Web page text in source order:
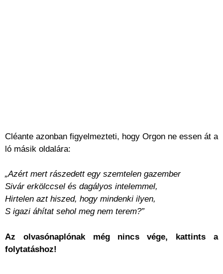
Cléante azonban figyelmezteti, hogy Orgon ne essen át a
ló másik oldalára:
„Azért mert rászedett egy szemtelen gazember
Sivár erkölccsel és dagályos intelemmel,
Hirtelen azt hiszed, hogy mindenki ilyen,
S igazi áhítat sehol meg nem terem?”
Az olvasónaplónak még nincs vége, kattints a
folytatáshoz!